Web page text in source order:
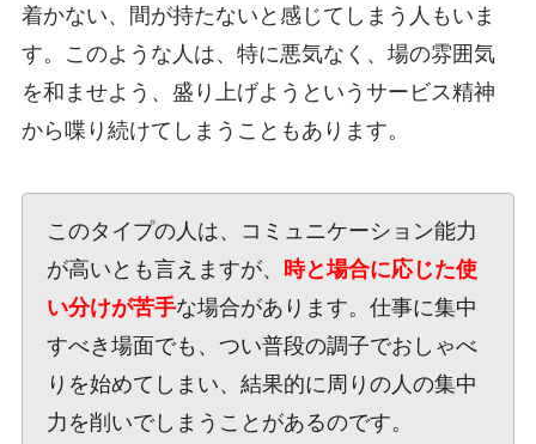
着かない、間が持たないと感じてしまう人もいま
す。このような人は、特に悪気なく、場の雰囲気
を和ませよう、盛り上げようというサービス精神
から喋り続けてしまうこともあります。
このタイプの人は、コミュニケーション能力
が高いとも言えますが、 時と場合に応じた使
い分けが苦手な場合があります。仕事に集中
すべき場面でも、つい普段の調子でおしゃべ
りを始めてしまい、結果的に周りの人の集中
力を削いでしまうことがあるのです。